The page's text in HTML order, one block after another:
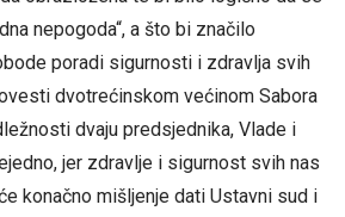
nepogoda“, a što bi značilo
poradi sigurnosti i zdravlja svih
dvotrećinskom većinom Sabora
dvaju predsjednika, Vlade i
jer zdravlje i sigurnost svih nas
konačno mišljenje dati Ustavni sud i